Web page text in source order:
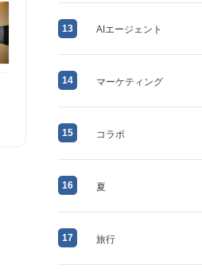
13 AIエージェント
14 マーケティング
15 コラボ
16 夏
17 旅行